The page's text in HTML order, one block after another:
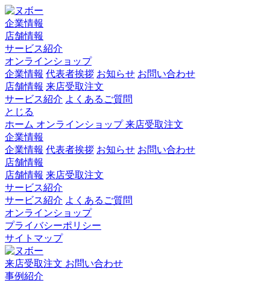
企業情報
店舗情報
サービス紹介
オンラインショップ
企業情報 代表者挨拶 お知らせ お問い合わせ
店舗情報 来店受取注文
サービス紹介 よくあるご質問
とじる
ホーム オンラインショップ来店受取注文
企業情報
企業情報 代表者挨拶 お知らせ お問い合わせ
店舗情報
店舗情報 来店受取注文
サービス紹介
サービス紹介 よくあるご質問
オンラインショップ
プライバシーポリシー
サイトマップ
来店受取注文 お問い合わせ
事例紹介